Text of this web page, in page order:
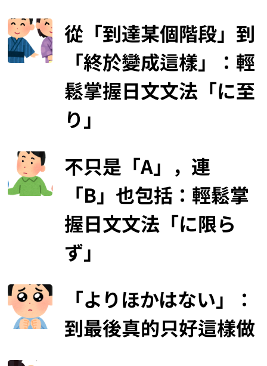
從「到達某個階段」到
「終於變成這樣」：輕
鬆掌握日文文法「に至
り」
不只是「A」，連
「B」也包括：輕鬆掌
握日文文法「に限ら
ず」
「よりほかはない」：
到最後真的只好這樣做